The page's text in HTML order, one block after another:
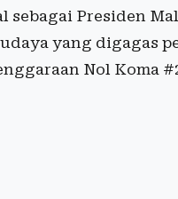
sebagai Presiden
yang digagas
Nol Koma